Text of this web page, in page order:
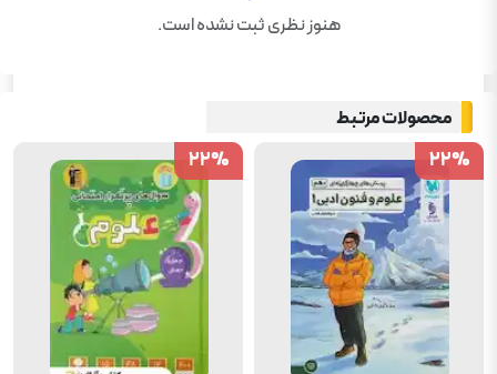
هنوز نظری ثبت نشده است.
محصولات مرتبط
22%
22%
22%
22%